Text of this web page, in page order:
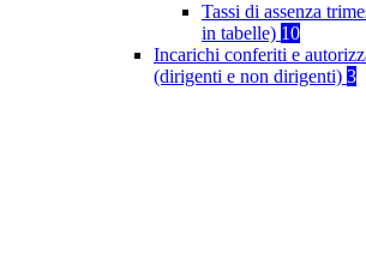
Tassi di assenza
in tabelle) 10
Incarichi conferiti e
(dirigenti e non dirigenti) 3